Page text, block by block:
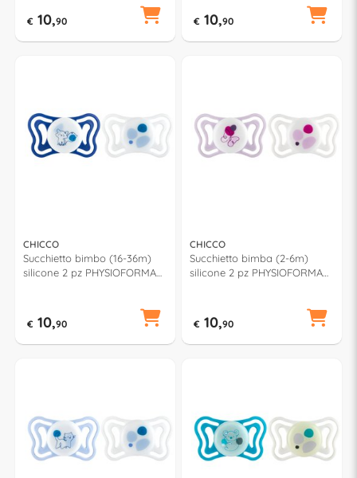
€ 10,90 € 10,90
CHICCO
Succhietto bimbo (16-36m)
silicone 2 pz PHYSIOFORMA
€ 10,90
CHICCO
Succhietto bimba (2-6m)
silicone 2 pz PHYSIOFORMA
€ 10,90